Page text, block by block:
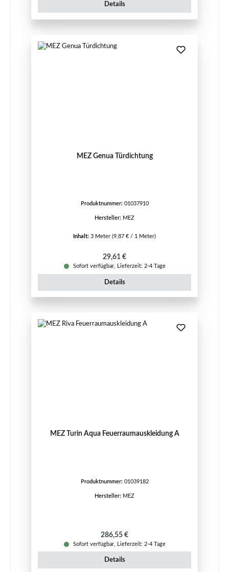
Details
MEZ Genua Türdichtung
Produktnummer: 01037910
Hersteller: MEZ
Inhalt: 3 Meter (9,87 € / 1 Meter)
Regulärer Preis:
29,61 €
Sofort verfügbar, Lieferzeit: 2-4 Tage
Details
MEZ Turin Aqua Feuerraumauskleidung A
Produktnummer: 01039182
Hersteller: MEZ
Regulärer Preis:
286,55 €
Sofort verfügbar, Lieferzeit: 2-4 Tage
Details